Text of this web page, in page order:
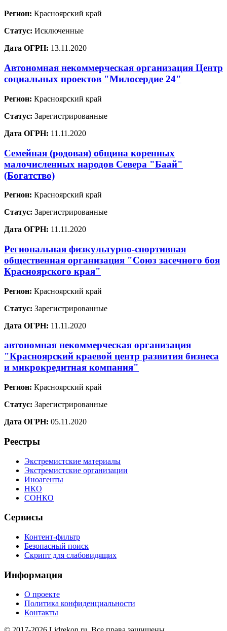
Регион: Красноярский край
Статус: Исключенные
Дата ОГРН: 13.11.2020
Автономная некоммерческая организация Центр
социальных проектов "Милосердие 24"
Регион: Красноярский край
Статус: Зарегистрированные
Дата ОГРН: 11.11.2020
Семейная (родовая) община коренных
малочисленных народов Севера "Баай"
(Богатство)
Регион: Красноярский край
Статус: Зарегистрированные
Дата ОГРН: 11.11.2020
Региональная физкультурно-спортивная
общественная организация "Союз засечного боя
Красноярского края"
Регион: Красноярский край
Статус: Зарегистрированные
Дата ОГРН: 11.11.2020
автономная некоммерческая организация
"Красноярский краевой центр развития бизнеса
и микрокредитная компания"
Регион: Красноярский край
Статус: Зарегистрированные
Дата ОГРН: 05.11.2020
Реестры
Экстремистские материалы
Экстремистские организации
Иноагенты
НКО
СОНКО
Сервисы
Контент-фильтр
Безопасный поиск
Скрипт для слабовидящих
Информация
О проекте
Политика конфиденциальности
Контакты